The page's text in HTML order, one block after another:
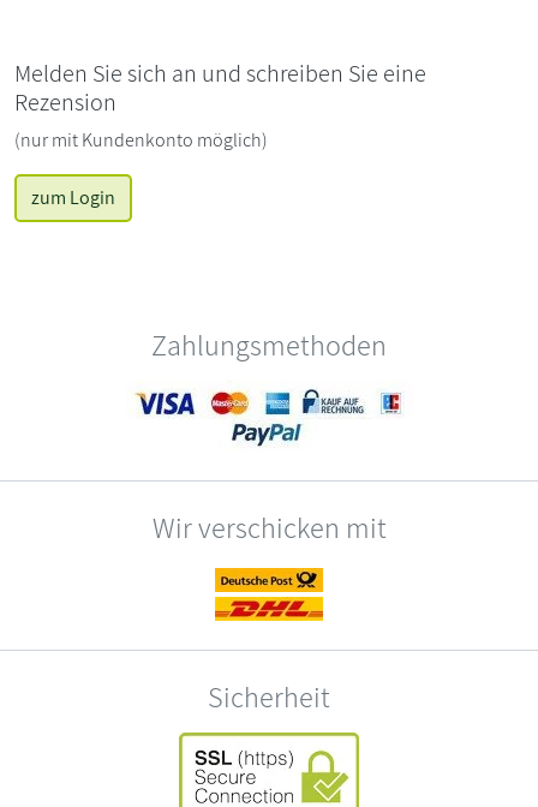
Melden Sie sich an und schreiben Sie eine
Rezension
(nur mit Kundenkonto möglich)
zum Login
Zahlungsmethoden
Wir verschicken mit
Sicherheit